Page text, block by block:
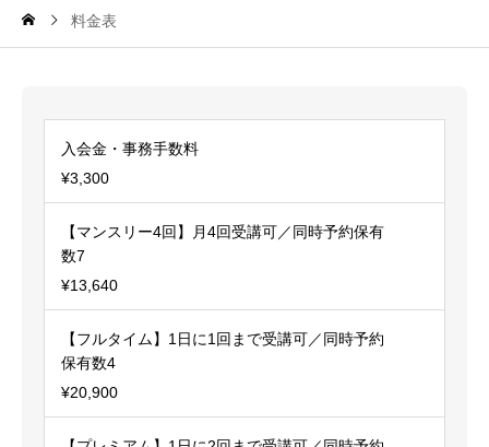
料金表
入会金・事務手数料
¥3,300
【マンスリー4回】月4回受講可／同時予約保有
数7
¥13,640
【フルタイム】1日に1回まで受講可／同時予約
保有数4
¥20,900